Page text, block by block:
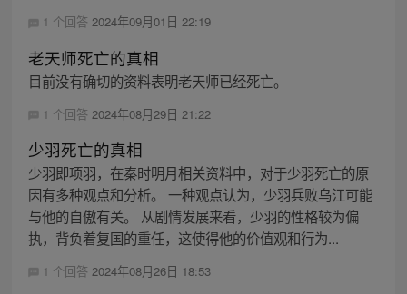
1 个回答 2024年09月01日 22:19
老天师死亡的真相
目前没有确切的资料表明老天师已经死亡。
1 个回答 2024年08月29日 21:22
少羽死亡的真相
少羽即项羽，在秦时明月相关资料中，对于少羽死亡的原
因有多种观点和分析。 一种观点认为，少羽兵败乌江可能
与他的自傲有关。 从剧情发展来看，少羽的性格较为偏
执，背负着复国的重任，这使得他的价值观和行为...
1 个回答 2024年08月26日 18:53